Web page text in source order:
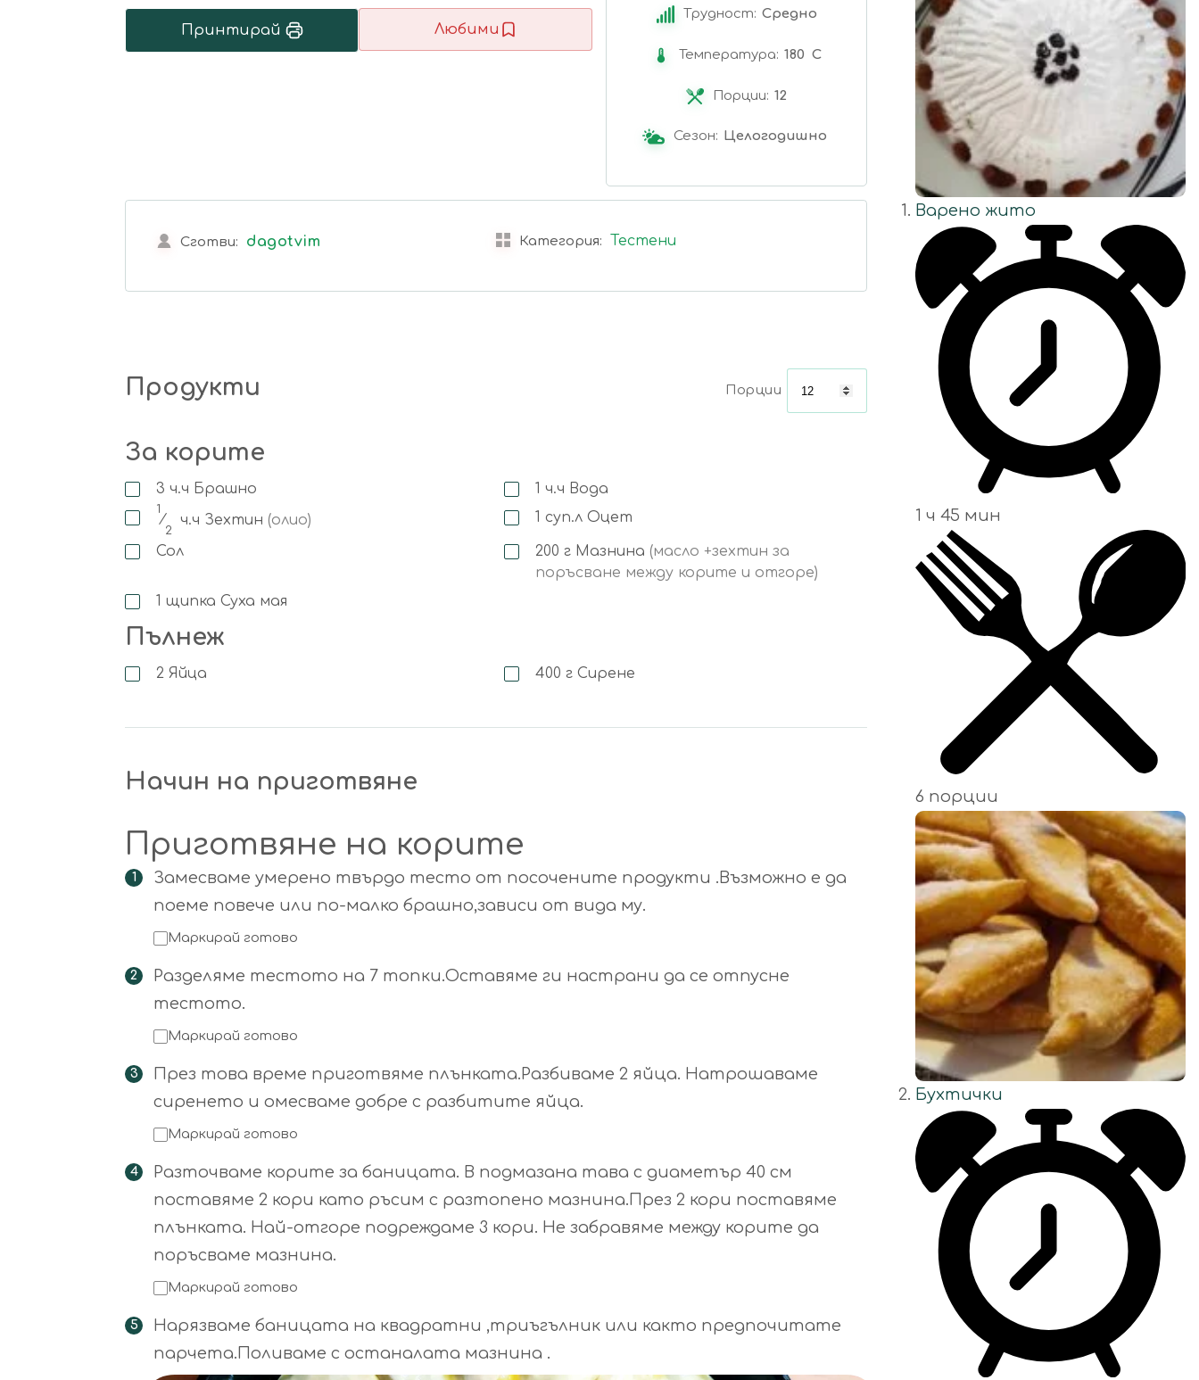
Принтирай Любими
Трудност: Средно
Температура: 180 C
Порции: 12
Сезон: Целогодишно
Сготви: dagotvim Категория: Тестени
Продукти Порции
За корите
3 ч.ч Брашно 1 ч.ч Вода
1
⁄
2
ч.ч Зехтин (олио) 1 суп.л Оцет
Сол 200 г Мазнина (масло +зехтин за
поръсване между корите и отгоре)
1 щипка Суха мая
Пълнеж
2 Яйца 400 г Сирене
Начин на приготвяне
Приготвяне на корите
Замесваме умерено твърдо тесто от посочените продукти .Възможно е да
поеме повече или по-малко брашно,зависи от вида му.
Маркирай готово
Разделяме тестото на 7 топки.Оставяме ги настрани да се отпусне
тестото.
Маркирай готово
През това време приготвяме плънката.Разбиваме 2 яйца. Натрошаваме
сиренето и омесваме добре с разбитите яйца.
Маркирай готово
Разточваме корите за баницата. В подмазана тава с диаметър 40 см
поставяме 2 кори като ръсим с разтопено мазнина.През 2 кори поставяме
плънката. Най-отгоре подреждаме 3 кори. Не забравяме между корите да
поръсваме мазнина.
Маркирай готово
Нарязваме баницата на квадратни ,триъгълник или както предпочитате
парчета.Поливаме с останалата мазнина .
Варено жито
1 ч 45 мин
6 порции
Бухтички